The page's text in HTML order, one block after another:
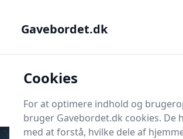
Søg
Gavebordet.dk
Cookies
For at optimere indhold og
bruger Gavebordet.dk cookies. De
med at forstå, hvilke dele af